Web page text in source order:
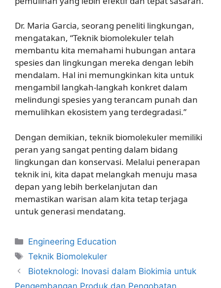
Dr. Maria Garcia, seorang peneliti lingkungan,
mengatakan, “Teknik biomolekuler telah
membantu kita memahami hubungan antara
spesies dan lingkungan mereka dengan lebih
mendalam. Hal ini memungkinkan kita untuk
mengambil langkah-langkah konkret dalam
melindungi spesies yang terancam punah dan
memulihkan ekosistem yang terdegradasi.”
Dengan demikian, teknik biomolekuler memiliki
peran yang sangat penting dalam bidang
lingkungan dan konservasi. Melalui penerapan
teknik ini, kita dapat melangkah menuju masa
depan yang lebih berkelanjutan dan
memastikan warisan alam kita tetap terjaga
untuk generasi mendatang.
Kategori
Engineering Education
Tag
Teknik Biomolekuler
Bioteknologi: Inovasi dalam Biokimia untuk
Pengembangan Produk dan Pengobatan